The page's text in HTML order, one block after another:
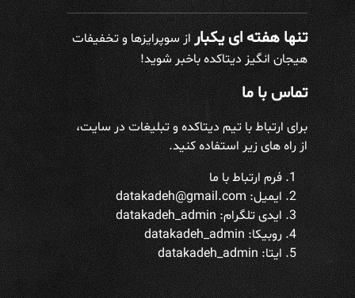
تنها هفته ای یکباراز سوپرایزها و تخفیفات
هیجان انگیز دیتاکده باخبر شوید!
تماس با ما
برای ارتباط با تیم دیتاکده و تبلیغات در سایت،
از راه های زیر استفاده کنید.
فرم ارتباط با ما
ایمیل: datakadeh@gmail.com
ایدی تلگرام:datakadeh_admin
روبیکا: datakadeh_admin
ایتا: datakadeh_admin